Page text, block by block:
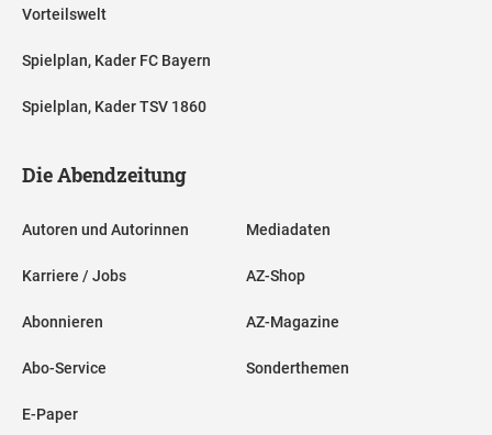
Vorteilswelt
Spielplan, Kader FC Bayern
Spielplan, Kader TSV 1860
Die Abendzeitung
Autoren und Autorinnen
Karriere / Jobs
Abonnieren
Abo-Service
E-Paper
Mediadaten
AZ-Shop
AZ-Magazine
Sonderthemen